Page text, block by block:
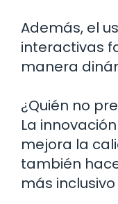
Además, el
interactivas
manera
¿Quién no
La
mejora la
también
más